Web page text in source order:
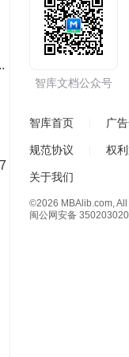
智库文档公众号
智库首页 广
规范协议 权
关于我们
©2026 MBAlib.com,
闽公网安备